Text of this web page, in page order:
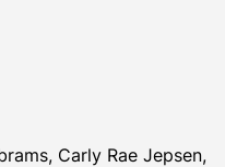
Carly Rae Jepsen,